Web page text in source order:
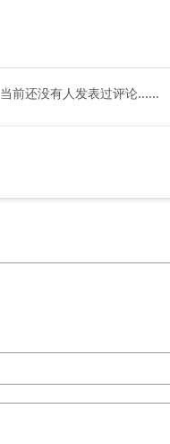
当前还没有人发表过评论......